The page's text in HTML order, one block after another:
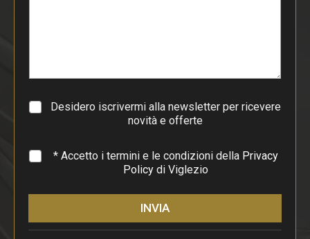
g
a
f
Desidero iscrivermi alla newsletter per ricevere
novità e offerte
* * Accetto i termini e le condizioni della Privacy
Policydi Viglezio
INVIA